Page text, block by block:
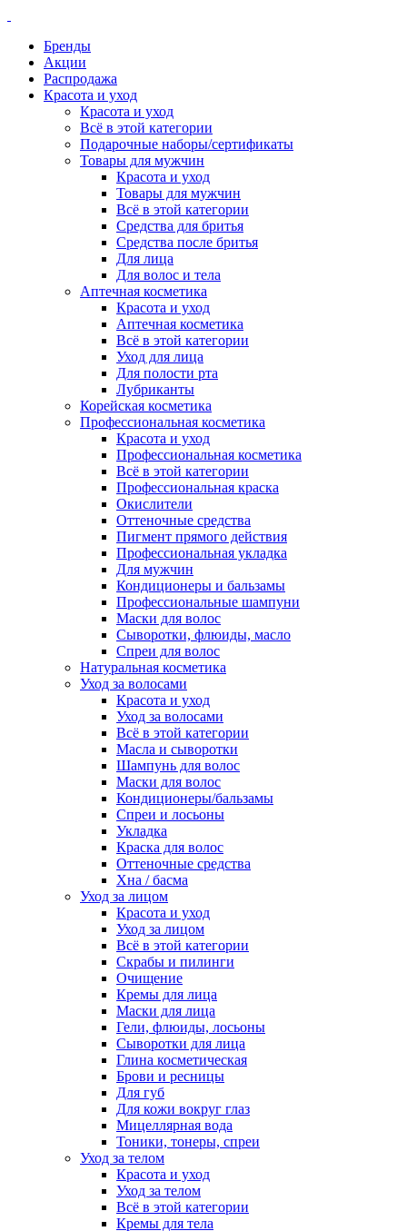
Бренды
Акции
Распродажа
Красота и уход
Красота и уход
Всё в этой категории
Подарочные наборы/сертификаты
Товары для мужчин
Красота и уход
Товары для мужчин
Всё в этой категории
Средства для бритья
Средства после бритья
Для лица
Для волос и тела
Аптечная косметика
Красота и уход
Аптечная косметика
Всё в этой категории
Уход для лица
Для полости рта
Лубриканты
Корейская косметика
Профессиональная косметика
Красота и уход
Профессиональная косметика
Всё в этой категории
Профессиональная краска
Окислители
Оттеночные средства
Пигмент прямого действия
Профессиональная укладка
Для мужчин
Кондиционеры и бальзамы
Профессиональные шампуни
Маски для волос
Сыворотки, флюиды, масло
Спреи для волос
Натуральная косметика
Уход за волосами
Красота и уход
Уход за волосами
Всё в этой категории
Масла и сыворотки
Шампунь для волос
Маски для волос
Кондиционеры/бальзамы
Спреи и лосьоны
Укладка
Краска для волос
Оттеночные средства
Хна / басма
Уход за лицом
Красота и уход
Уход за лицом
Всё в этой категории
Скрабы и пилинги
Очищение
Кремы для лица
Маски для лица
Гели, флюиды, лосьоны
Сыворотки для лица
Глина косметическая
Брови и ресницы
Для губ
Для кожи вокруг глаз
Мицеллярная вода
Тоники, тонеры, спреи
Уход за телом
Красота и уход
Уход за телом
Всё в этой категории
Кремы для тела